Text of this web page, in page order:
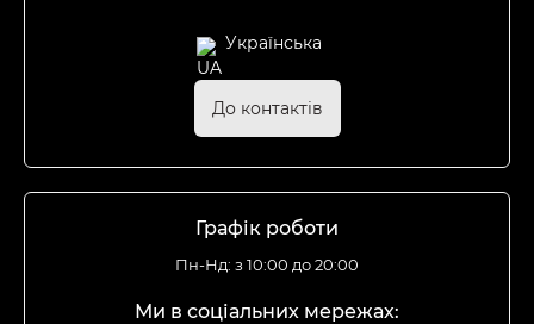
Українська
До контактів
Графік роботи
Пн-Нд: з 10:00 до 20:00
Ми в соціальних мережах: